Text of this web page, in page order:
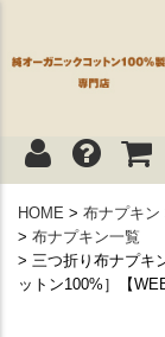
HOME 布ナプキン
布ナプキン一覧
三つ折り布ナプキ
ットン100%］【